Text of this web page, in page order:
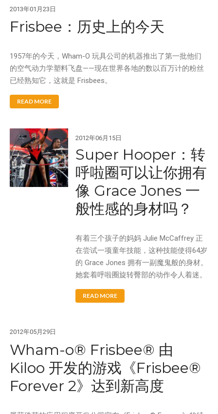
2013年01月23日
Frisbee：历史上的今天
1957年的今天，Wham-O 玩具公司的机器推出了第一批他们
的空气动力学塑料飞盘——现在世界各地的数以百万计的粉丝
已经熟知它，这就是 Frisbees。
READ MORE
2012年06月15日
Super Hooper：转
呼啦圈可以让你拥有
像 Grace Jones 一
般性感的身材吗？
有着三个孩子的妈妈 Julie McCaffrey 正
在尝试一项童年技能，这种技能使得64岁
的 Grace Jones 拥有一副魔鬼般的身材。
她套着呼啦圈旋转臀部的动作令人着迷。
READ MORE
2012年05月29日
Wham-o® Frisbee® 由
Kiloo 开发的游戏《Frisbee®
Forever 2》达到新高度